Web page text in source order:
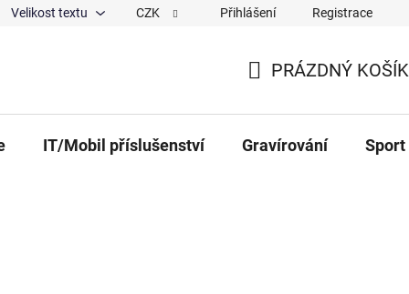
O nás Magazín Hodnocení obchodu
Velikost textu CZK Přihlášení Registrace
PRÁZDNÝ KOŠÍK
IT/Mobil příslušenství Gravírování Sport